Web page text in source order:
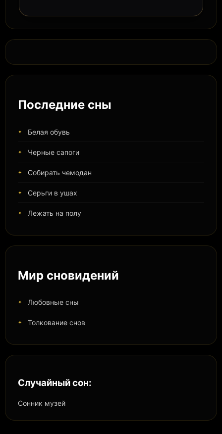
Последние сны
Белая обувь
Черные сапоги
Собирать чемодан
Серьги в ушах
Лежать на полу
Мир сновидений
Любовные сны
Толкование снов
Случайный сон:
Сонник музей